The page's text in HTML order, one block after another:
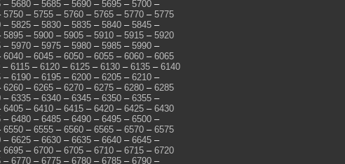
– 5680 – 5685 – 5690 – 5695 – 5700 –
5750 – 5755 – 5760 – 5765 – 5770 – 5775
– 5825 – 5830 – 5835 – 5840 – 5845 –
5895 – 5900 – 5905 – 5910 – 5915 – 5920
– 5970 – 5975 – 5980 – 5985 – 5990 –
6040 – 6045 – 6050 – 6055 – 6060 – 6065
– 6115 – 6120 – 6125 – 6130 – 6135 – 6140
– 6190 – 6195 – 6200 – 6205 – 6210 –
6260 – 6265 – 6270 – 6275 – 6280 – 6285
– 6335 – 6340 – 6345 – 6350 – 6355 –
6405 – 6410 – 6415 – 6420 – 6425 – 6430
– 6480 – 6485 – 6490 – 6495 – 6500 –
6550 – 6555 – 6560 – 6565 – 6570 – 6575
– 6625 – 6630 – 6635 – 6640 – 6645 –
6695 – 6700 – 6705 – 6710 – 6715 – 6720
– 6770 – 6775 – 6780 – 6785 – 6790 –